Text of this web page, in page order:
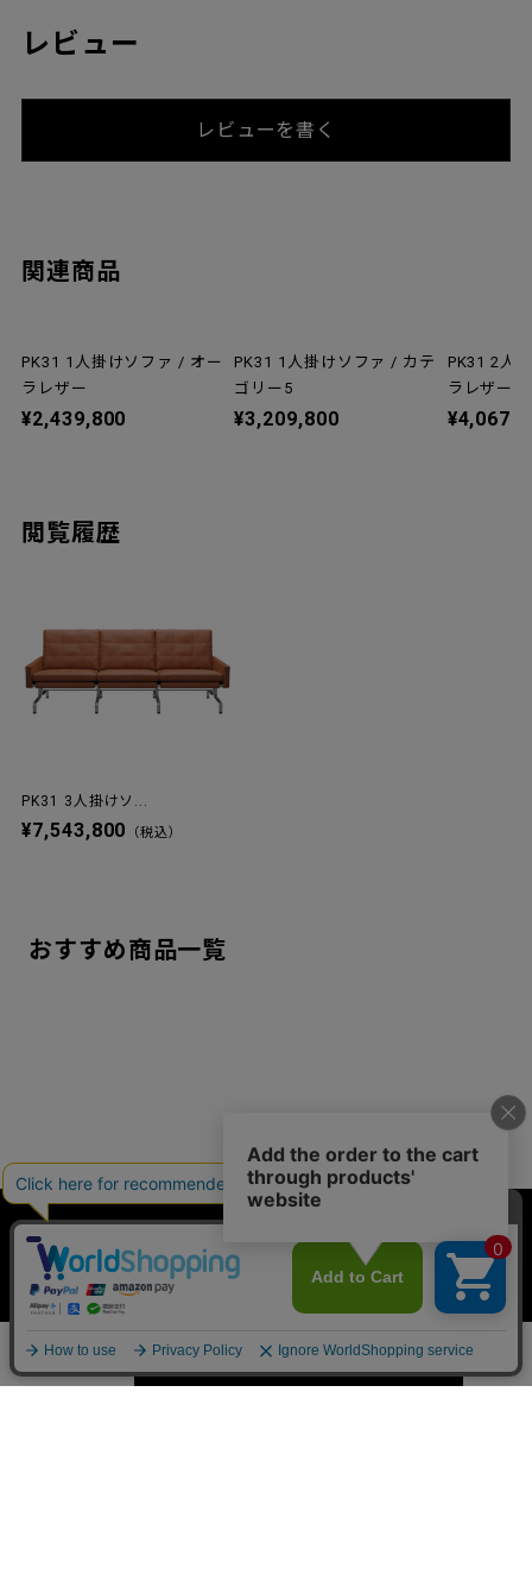
数量 カートに入れる
ブランド・デザイナー
レビューを書く
関連商品
PK31 1人掛けソファ / オー
ラレザー
¥2,439,800
閲覧履歴
おすすめ商品一覧